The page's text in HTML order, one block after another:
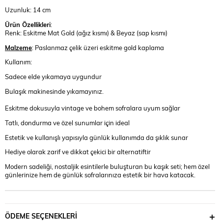
Uzunluk: 14 cm
Ürün Özellikleri:
Renk: Eskitme Mat Gold (ağız kısmı) & Beyaz (sap kısmı)
Malzeme: Paslanmaz çelik üzeri eskitme gold kaplama
Kullanım:
Sadece elde yıkamaya uygundur
Bulaşık makinesinde yıkamayınız.
Eskitme dokusuyla vintage ve bohem sofralara uyum sağlar
Tatlı, dondurma ve özel sunumlar için ideal
Estetik ve kullanışlı yapısıyla günlük kullanımda da şıklık sunar
Hediye olarak zarif ve dikkat çekici bir alternatiftir
Modern sadeliği, nostaljik esintilerle buluşturan bu kaşık seti; hem özel
günlerinize hem de günlük sofralarınıza estetik bir hava katacak.
ÖDEME SEÇENEKLERI